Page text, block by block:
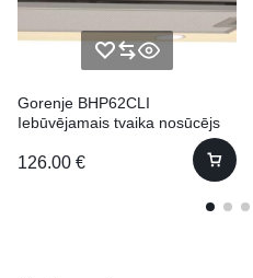
Gorenje BHP62CLI
Iebūvējamais tvaika nosūcējs
126.00 €